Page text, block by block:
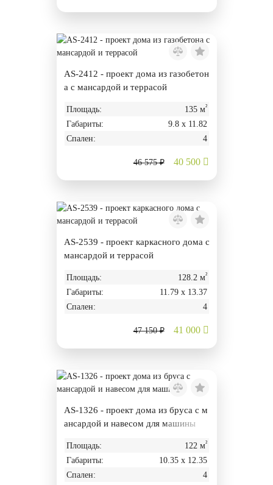
AS-2412 - проект дома из газобетон
а с мансардой и террасой
Площадь: 135 м²
Габариты:
9.8 х 11.82
Спален:
4
46 575 ₽ 40 500
AS-2539 - проект каркасного дома с
мансардой и террасой
Площадь: 128.2 м²
Габариты:
11.79 х 13.37
Спален:
4
47 150 ₽ 41 000
AS-1326 - проект дома из бруса с м
ансардой и навесом для машины
Площадь: 122 м²
Габариты:
10.35 х 12.35
Спален:
4